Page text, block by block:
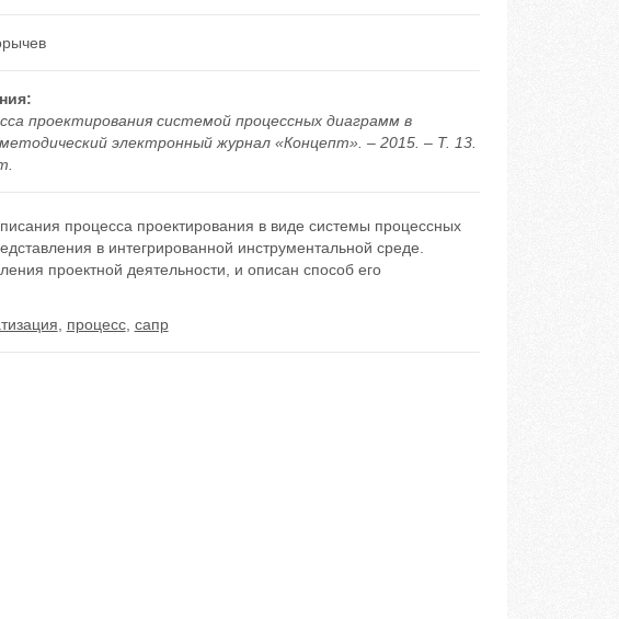
проектирования системой процессных диаграмм в
электронный журнал «Концепт». – 2015. – Т. 13.
процесса проектирования в виде системы процессных
в интегрированной инструментальной среде.
проектной деятельности, и описан способ его
процесс, сапр